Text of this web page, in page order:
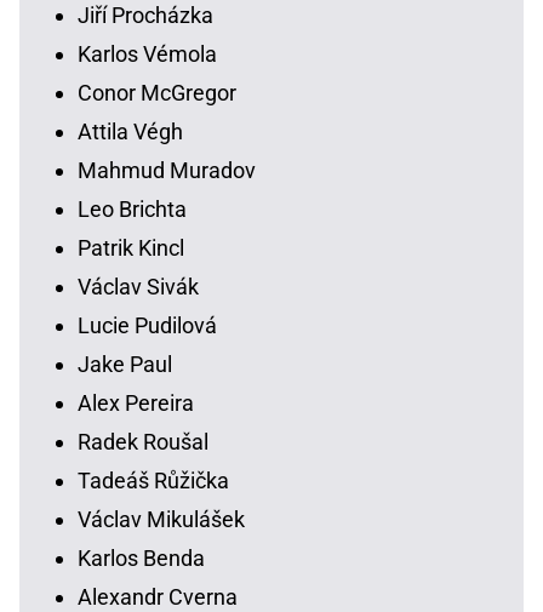
Jiří Procházka
Karlos Vémola
Conor McGregor
Attila Végh
Mahmud Muradov
Leo Brichta
Patrik Kincl
Václav Sivák
Lucie Pudilová
Jake Paul
Alex Pereira
Radek Roušal
Tadeáš Růžička
Václav Mikulášek
Karlos Benda
Alexandr Cverna